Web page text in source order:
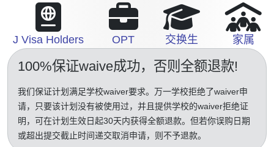
J Visa Holders OPT 交换生 家属
100%保证waive成功，否则全额退款!
我们保证计划满足学校waiver要求。万一学校拒绝了waiver申
请，只要该计划没有被使用过，并且提供学校的waiver拒绝证
明，可在计划生效日起30天内获得全额退款。但若你误购日期
或超出提交截止时间递交取消申请，则不予退款。